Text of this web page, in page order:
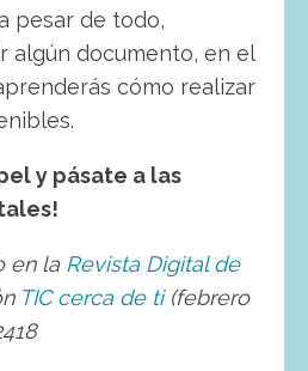
pesar de todo,
algún documento, en el
cómo realizar
y pásate a las
en la Revista Digital de
TIC cerca de ti(febrero